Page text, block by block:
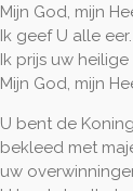
Mijn God, mijn
Ik geef U alle eer.
Ik prijs uw heilige
Mijn God, mijn
U bent de
bekleed met
uw